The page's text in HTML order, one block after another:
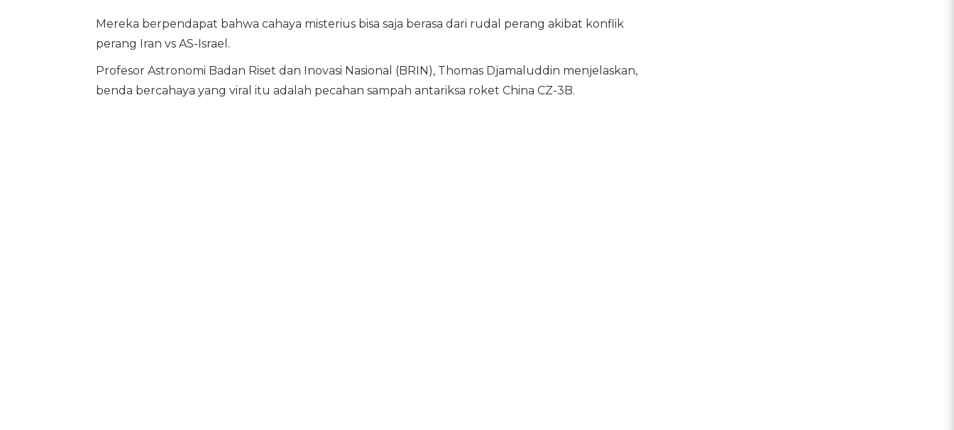
Mereka berpendapat bahwa cahaya misterius bisa saja berasa dari rudal perang akibat konflik
perang Iran vs AS-Israel.
Profesor Astronomi Badan Riset dan Inovasi Nasional (BRIN), Thomas Djamaluddin menjelaskan,
benda bercahaya yang viral itu adalah pecahan sampah antariksa roket China CZ-3B.